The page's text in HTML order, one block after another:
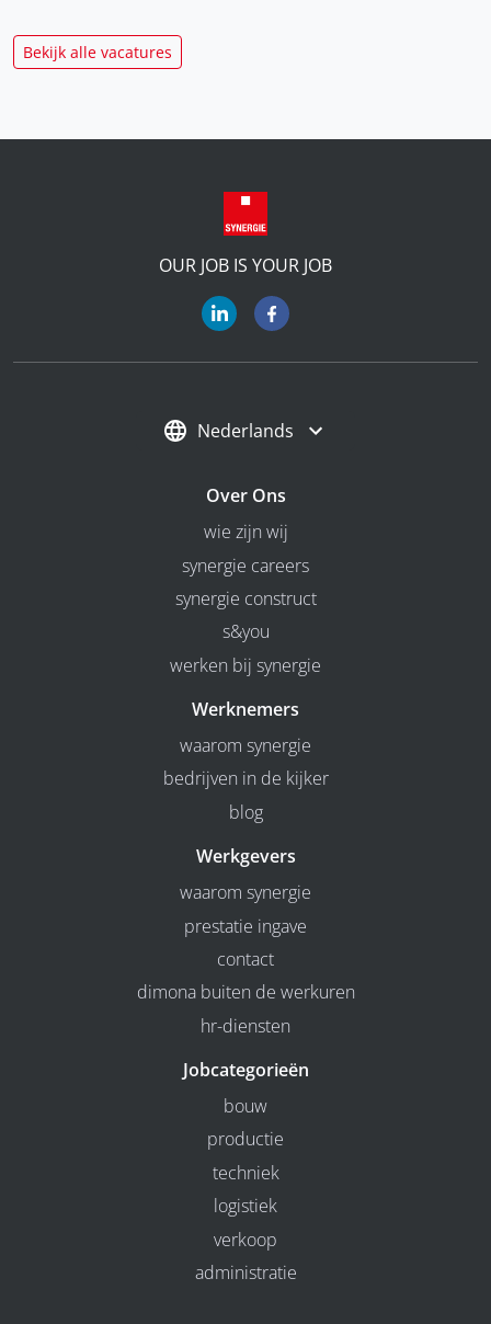
Bekijk alle vacatures
OUR JOB IS YOUR JOB
Nederlands
Over Ons
wie zijn wij
synergie careers
synergie construct
s&you
werken bij synergie
Werknemers
waarom synergie
bedrijven in de kijker
blog
Werkgevers
waarom synergie
prestatie ingave
contact
dimona buiten de werkuren
hr-diensten
Jobcategorieën
bouw
productie
techniek
logistiek
verkoop
administratie